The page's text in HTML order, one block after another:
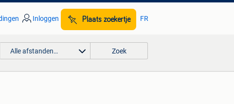
Inloggen Plaats zoekertje FR
Alle afstanden… Zoek